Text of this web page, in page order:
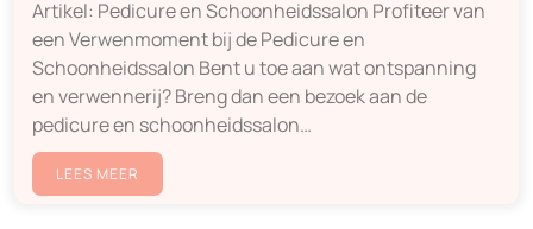
Artikel: Pedicure en Schoonheidssalon Profiteer van
een Verwenmoment bij de Pedicure en
Schoonheidssalon Bent u toe aan wat ontspanning
en verwennerij? Breng dan een bezoek aan de
pedicure en schoonheidssalon…
LEES MEER